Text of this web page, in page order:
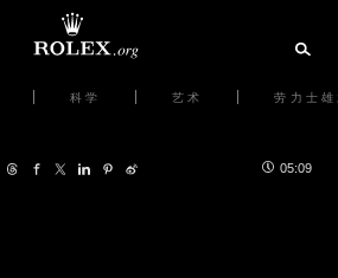
科学 艺术 劳力士
05:09